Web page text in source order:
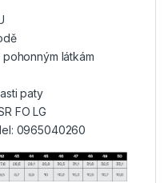
látkám
paty
FO LG
0965040260